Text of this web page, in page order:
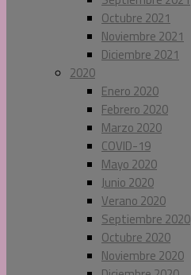
Octubre 2021
Noviembre 2021
Diciembre 2021
2020
Enero 2020
Febrero 2020
Marzo 2020
COVID-19
Mayo 2020
Junio 2020
Verano 2020
Septiembre 2020
Octubre 2020
Noviembre 2020